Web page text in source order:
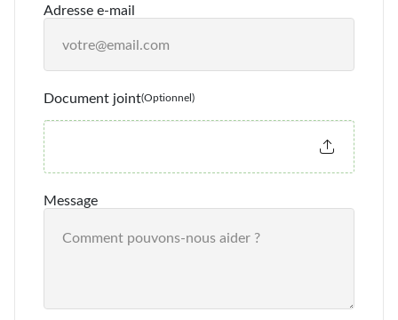
Adresse e-mail
Document joint(Optionnel)
Message